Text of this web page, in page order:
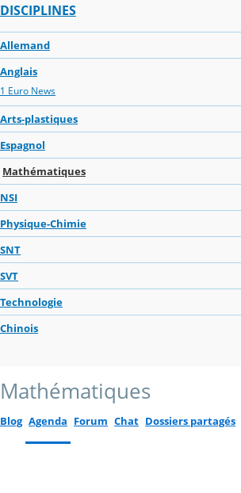
DISCIPLINES
Allemand
Anglais
1 Euro News
Arts-plastiques
Espagnol
Mathématiques
NSI
Physique-Chimie
SNT
SVT
Technologie
Chinois
Mathématiques
Blog Agenda Forum Chat Dossiers partagés